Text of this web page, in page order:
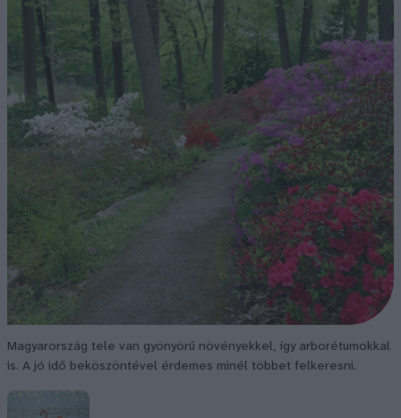
Magyarország tele van gyönyörű növényekkel, így arborétumokkal
is. A jó idő beköszöntével érdemes minél többet felkeresni.